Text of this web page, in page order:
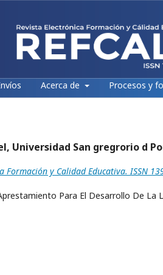
Acerca de Procesos y
Universidad San gregrorio d
Formación y Calidad Educativa. ISSN
Para El Desarrollo De La